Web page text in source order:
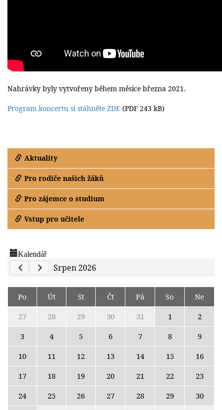
Aktuality
Pro rodiče našich žáků
Pro zájemce o studium
Vstup pro učitele
Kalendář
Previous Calendar
Next Calendar
Srpen 2026
Po Út St Čt Pá So
Ne
27
28 29 30 31 1
2
3
4 5 6 7 8
9
10
11 12 13 14 15
16
17
18 19 20 21 22
23
24
25 26 27 28 29
30
Nahrávky byly vytvořeny během měsíce března 2021.
Program koncertu si stáhněte ZDE (PDF 243 kB)